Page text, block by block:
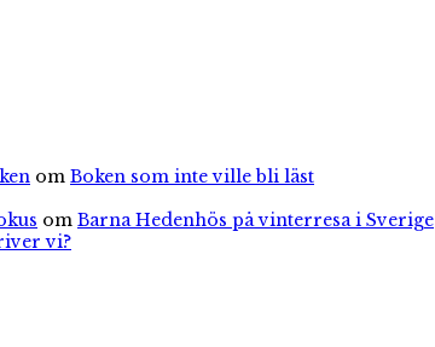
om Boken som inte ville bli läst
om Barna Hedenhös på vinterresa i Sverige
vi?